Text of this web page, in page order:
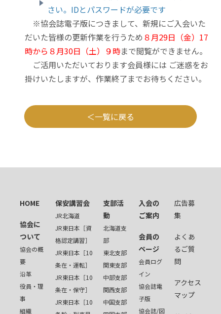
さい。IDとパスワードが必要です
※協会誌電子版につきまして、新規にご入会いた
だいた皆様の更新作業を行うため ８月29日（金）17
時から８月30日（土）９時まで閲覧ができません。
ご活用いただいております会員様には ご迷惑をお
掛けいたしますが、作業終了までお待ちください。
一覧に戻る
HOME
協会に
ついて
協会の概
要
沿革
役員・理
事
組織
保安講習会
JR北海道
JR東日本［資
格認定講習］
JR東日本［10
条在・運転］
JR東日本［10
条在・保守］
JR東日本［10
支部活
動
北海道支
部
東北支部
関東支部
中部支部
関西支部
中国支部
入会の
ご案内
会員の
ページ
会員ログ
イン
協会誌電
子版
協会誌/図
広告募
集
よくあ
るご質
問
アクセス
マップ